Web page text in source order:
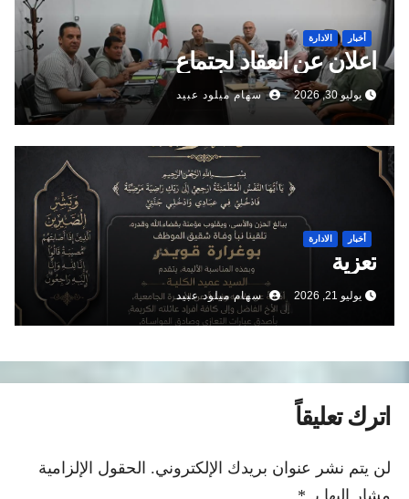
أخبار الادارة
اعلان عن انعقاد لجتماع
يوليو 30, 2026 سهام ميلود عبيد
أخبار الادارة
تعزية
يوليو 21, 2026 سهام ميلود عبيد
اترك تعليقاً
لن يتم نشر عنوان بريدك الإلكتروني. الحقول الإلزامية
مشار إليها بـ *